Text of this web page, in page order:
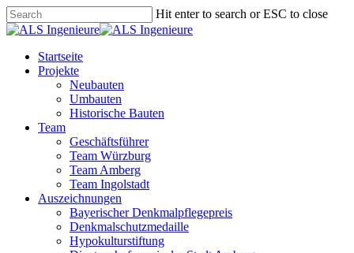
Skip
to
content
Hit enter to search or ESC to close
Close
Menu
Startseite
Projekte
Neubauten
Umbauten
Historische Bauten
Team
Geschäftsführer
Team Würzburg
Team Amberg
Team Ingolstadt
Auszeichnungen
Bayerischer Denkmalpflegepreis
Denkmalschutzmedaille
Hypokulturstiftung